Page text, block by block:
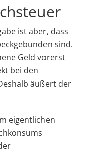
ist aber, dass
sind.
Geld vorerst
bei den
äußert der
eigentlichen